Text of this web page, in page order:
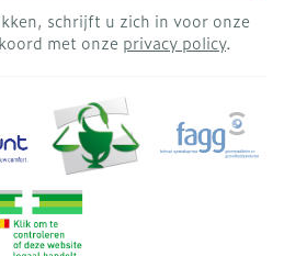
schrijft u zich in voor onze
met onze privacy policy.